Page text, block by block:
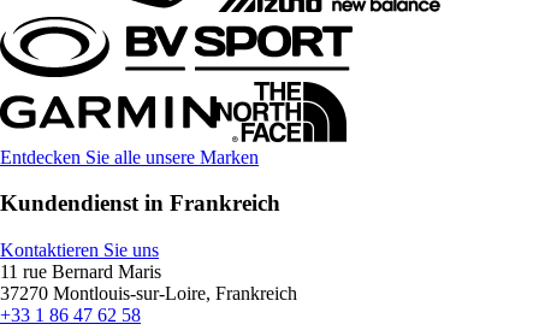
Entdecken Sie alle unsere Marken
Kundendienst in Frankreich
Kontaktieren Sie uns
11 rue Bernard Maris
37270 Montlouis-sur-Loire, Frankreich
+33 1 86 47 62 58